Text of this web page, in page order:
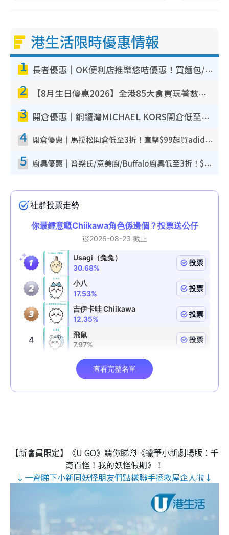
港生活限時優惠情報
1 長者優惠｜OK便利店推樂悠咭優惠！買麵包/牛奶/保健品拍卡即減
2 【8月生日優惠2026】全港85大食買玩著數攻略 自助餐/火鍋放題同行免費＋誠品/DONKI送現金券
3 開倉優惠｜銅鑼灣MICHAEL KORS開倉低至17折！直擊$500起買手袋/銀包/鞋款 必買經典Jet Set系列
4 開倉優惠｜馬拉松開倉低至3折！直擊$99起買adidas／New Balance／Puma鞋款 STANLEY保溫杯劈價至$119起
5 廚具優惠｜普樂氏/意美廚/Buffalo廚具低至3折！$89起買煎鍋／炒鑊／個人鍋 同場小家電激減至$99起
【新會員限定】《U GO》請你睇👹《蠟筆小新劇場版：千
奇百怪！我的妖怪假期》！
↓一齊睇下小新同妖怪朋友們點樣聯手拯救屋企人啦↓